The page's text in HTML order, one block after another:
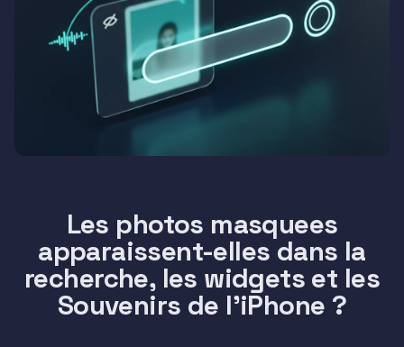
Les photos masquees
apparaissent-elles dans la
recherche, les widgets et les
Souvenirs de l'iPhone ?